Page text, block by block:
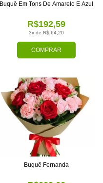
COMPRAR
3x de R$ 64,20
R$192,59
Buquê Em Tons De Amarelo E Azul
Buquê Fernanda